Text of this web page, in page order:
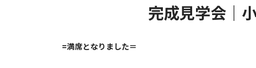
完成見学会｜
=満席となりました＝